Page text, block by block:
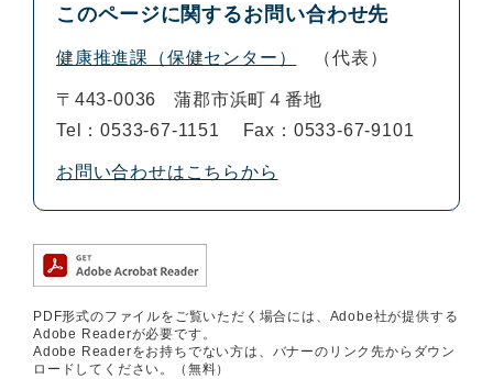
このページに関するお問い合わせ先
健康推進課（保健センター） 代表
〒443-0036
蒲郡市浜町４番地
Tel：0533-67-1151
Fax：0533-67-9101
お問い合わせはこちらから
PDF形式のファイルをご覧いただく場合には、Adobe社が提供する
Adobe Readerが必要です。
Adobe Readerをお持ちでない方は、バナーのリンク先からダウン
ロードしてください。（無料）